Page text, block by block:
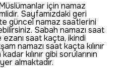
için namaz
Sayfamızdaki geri
güncel namaz saatlerini
Sabah namazı saat
saat kaçta, ikindi
namazı saat kaçta kılınır
kılınır gibi sorularının
almaktadır.